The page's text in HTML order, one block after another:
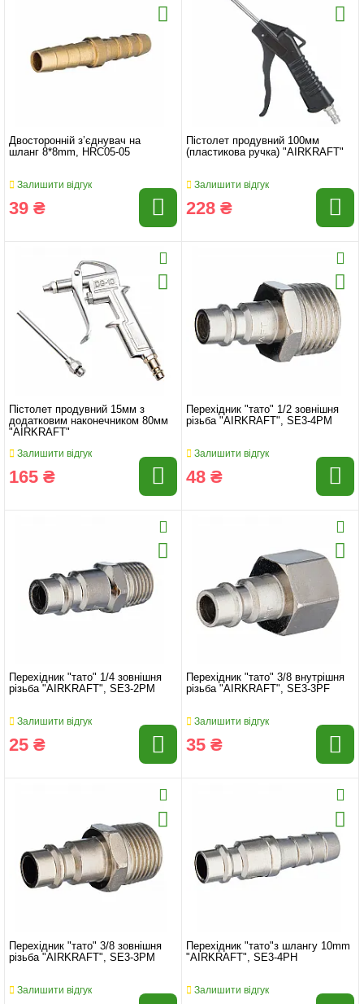
Двосторонній з’єднувач на
шланг 8*8mm, HRC05-05
Залишити відгук
39 ₴
Пістолет продувний 100мм
(пластикова ручка) "AIRKRAFT"
Залишити відгук
228 ₴
Пістолет продувний 15мм з
додатковим наконечником 80мм
"AIRKRAFT"
Залишити відгук
165 ₴
Перехідник "тато" 1/2 зовнішня
різьба "AIRKRAFT", SE3-4PM
Залишити відгук
48 ₴
Перехідник "тато" 1/4 зовнішня
різьба "AIRKRAFT", SE3-2PM
Залишити відгук
25 ₴
Перехідник "тато" 3/8 внутрішня
різьба "AIRKRAFT", SE3-3PF
Залишити відгук
35 ₴
Перехідник "тато" 3/8 зовнішня
різьба "AIRKRAFT", SE3-3PM
Залишити відгук
Перехідник "тато"з шлангу 10mm
"AIRKRAFT", SE3-4PH
Залишити відгук